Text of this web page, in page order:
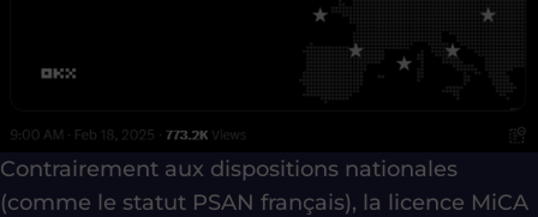
Contrairement aux dispositions nationales
(comme le statut PSAN français), la licence MiCA